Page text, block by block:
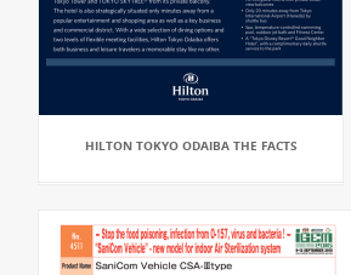
HILTON TOKYO ODAIBA THE FACTS